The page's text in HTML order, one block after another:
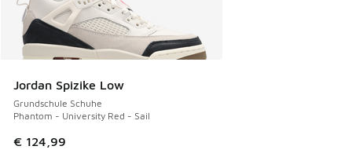
Jordan Spizike Low
Grundschule Schuhe
Phantom - University Red - Sail
€ 124,99